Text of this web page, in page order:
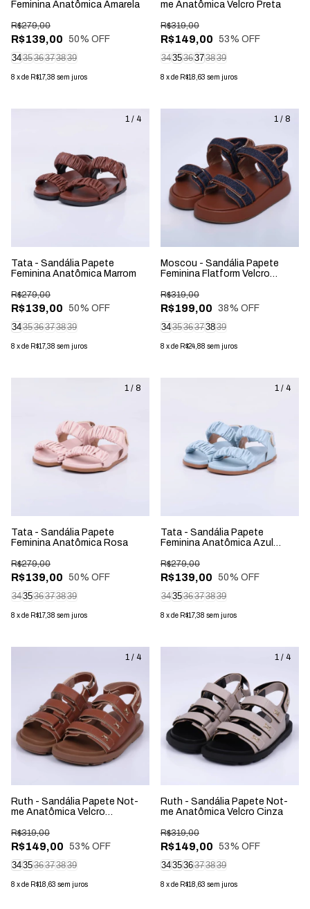
Feminina Anatômica Amarela
R$139,00
R$279,00
50% OFF
343536373839
8 xde R$17,38 sem juros
me Anatômica Velcro Preta
R$149,00
R$319,00
53% OFF
343536373839
8 xde R$18,63 sem juros
1 / 4
Tata - Sandália Papete
Feminina Anatômica Marrom
R$139,00
R$279,00
50% OFF
343536373839
8 xde R$17,38 sem juros
1 / 8
Moscou - Sandália Papete
Feminina Flatform Velcro
R$199,00
R$319,00
38% OFF
343536373839
8 xde R$24,88 sem juros
1 / 8
Tata - Sandália Papete
Feminina Anatômica Rosa
R$139,00
R$279,00
50% OFF
343536373839
8 xde R$17,38 sem juros
1 / 4
Tata - Sandália Papete
Feminina Anatômica Azul
R$139,00
R$279,00
50% OFF
343536373839
8 xde R$17,38 sem juros
1 / 4
Ruth - Sandália Papete Not-
me Anatômica Velcro
R$149,00
R$319,00
53% OFF
343536373839
8 xde R$18,63 sem juros
1 / 4
Ruth - Sandália Papete Not-
me Anatômica Velcro Cinza
R$149,00
R$319,00
53% OFF
343536373839
8 xde R$18,63 sem juros